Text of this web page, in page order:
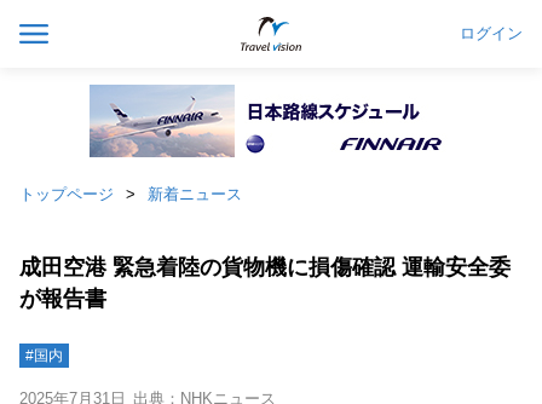
ログイン
トップページ 新着ニュース
成田空港 緊急着陸の貨物機に損傷確認 運輸安全委
が報告書
#国内
2025年7月31日 出典：NHKニュース